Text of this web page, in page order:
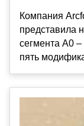
Компания
представила
сегмента A0
пять